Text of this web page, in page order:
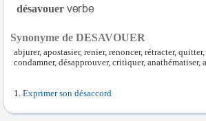
désavouer
Synonyme de DESAVOUER
abjurer, apostasier, renier, renoncer, rétracter,
condamner, désapprouver, critiquer, anathématiser,
Exprimer son désaccord